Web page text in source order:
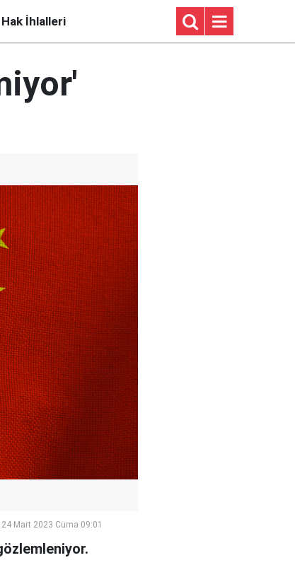
Hak İhlalleri
24 Mart 2023 Cuma 09:01